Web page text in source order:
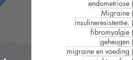
endometriose
Migraine
insulineresistentie.
fibromyalgie
geheugen
migraine en voeding